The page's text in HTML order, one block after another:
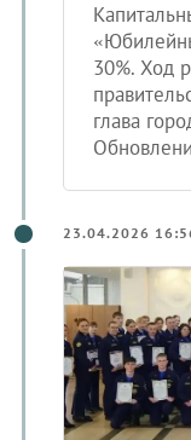
30%. Ход
глава
23.04.2026